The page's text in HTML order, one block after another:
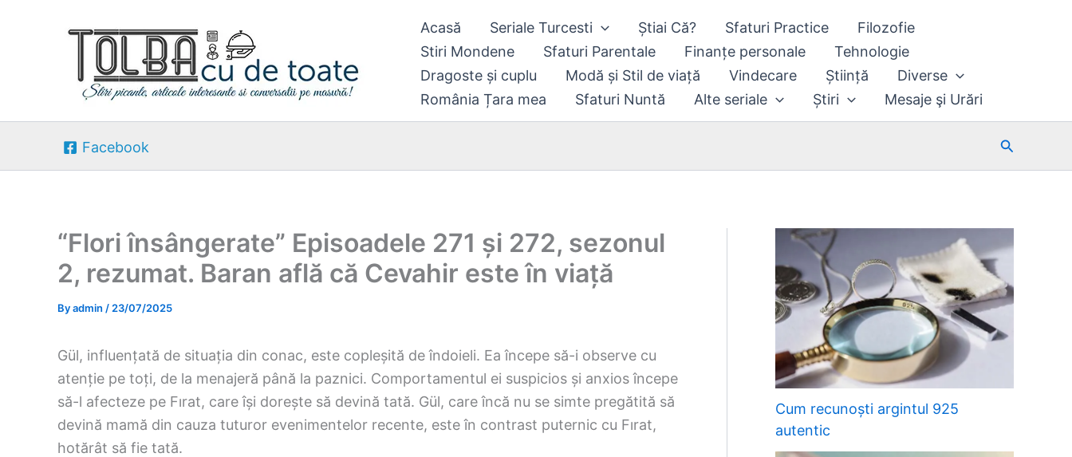
Acasă Seriale Turcesti Știai Că? Sfaturi Practice
Filozofie
Stiri Mondene
Sfaturi Parentale Finanțe personale
Tehnologie
Dragoste și cuplu
Modă și Stil de viață Vindecare Știință
Diverse
România Țara mea
Sfaturi Nuntă Alte seriale Știri Mesaje şi Urări
Facebook Search
“Flori însângerate” Episoadele 271 și 272, sezonul
2, rezumat. Baran află că Cevahir este în viață
Byadmin / 23/07/2025
Gül, influențată de situația din conac, este copleșită de îndoieli. Ea începe să-i observe cu
atenție pe toți, de la menajeră până la paznici. Comportamentul ei suspicios și anxios începe
să-l afecteze pe Fırat, care își dorește să devină tată. Gül, care încă nu se simte pregătită să
devină mamă din cauza tuturor evenimentelor recente, este în contrast puternic cu Fırat,
hotărât să fie tată.
Cum recunoști argintul 925
autentic